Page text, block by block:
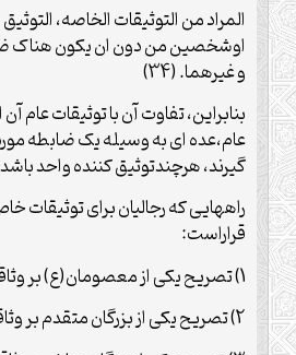
المراد من التوثیقات الخاصه،
اوشخصین من دون ان یکون هناک
و غیرهما. (34)
بنابراین، تفاوت آن با توثیقات عام
عام،عده ای به وسیله یک ضابطه
گیرند، هرچندتوثیق کننده واحد
راههایی که رجالیان برای توثیقات
قراراست:
1) تصریح یکی از معصومان(ع) بر وثاقت راوی،
2) تصریح یکی از بزرگان متقدم بر وثاقت راوی،